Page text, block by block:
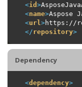
<id >
<name>Aspose
<url >https://
</repository>
Dependency
<dependency>